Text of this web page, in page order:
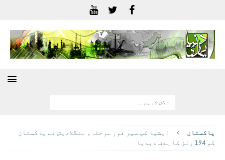
پاکستان
ایشیا کپ سپر فور مرحلہ، بنگلادیش نے پاکستان
کو 194 رنز کا ہدف دیدیا